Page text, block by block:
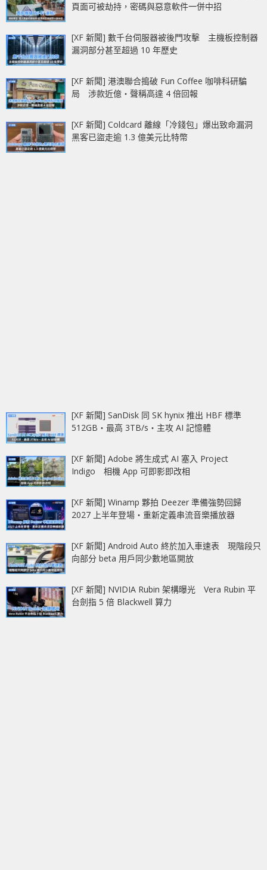
頁面可被劫持，密碼與惡意軟件一併中招
[XF 新聞] 數千台伺服器被後門攻擊 主機板控制器
漏洞部分甚至超過 10 年歷史
[XF 新聞] 港澳聯合搗破 Fun Coffee 咖啡科研騙
局 涉款近億‧聲稱高達 4 倍回報
[XF 新聞] Coldcard 離線「冷錢包」爆出致命漏洞
黑客已盜走逾 1.3 億美元比特幣
[XF 新聞] SanDisk 同 SK hynix 推出 HBF 標準
512GB‧最高 3TB/s‧主攻 AI 記憶體
[XF 新聞] Adobe 將生成式 AI 塞入 Project
Indigo 相機 App 可即影即改相
[XF 新聞] Winamp 夥拍 Deezer 準備強勢回歸
2027 上半年登場‧重新定義串流音樂播放器
[XF 新聞] Android Auto 終於加入車速表 現階段只
向部分 beta 用戶同少數地區開放
[XF 新聞] NVIDIA Rubin 架構曝光 Vera Rubin 平
台劍指 5 倍 Blackwell 算力